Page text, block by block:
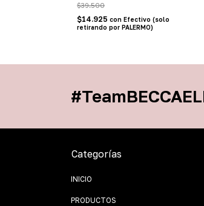
$39.500
$14.925 con Efectivo (solo
retirando por PALERMO)
Categorías
INICIO
PRODUCTOS